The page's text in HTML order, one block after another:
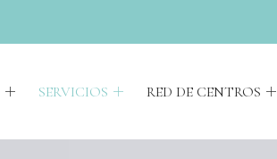
SERVICIOS RED DE CENTROS